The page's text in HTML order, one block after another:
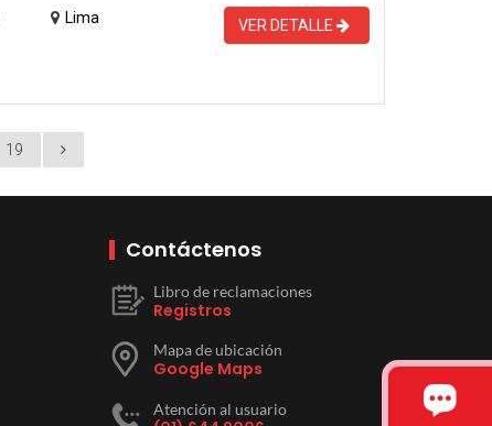
Lima VER DETALLE
19
Contáctenos
Libro de reclamaciones
Registros
Mapa de ubicación
Google Maps
Atención al usuario